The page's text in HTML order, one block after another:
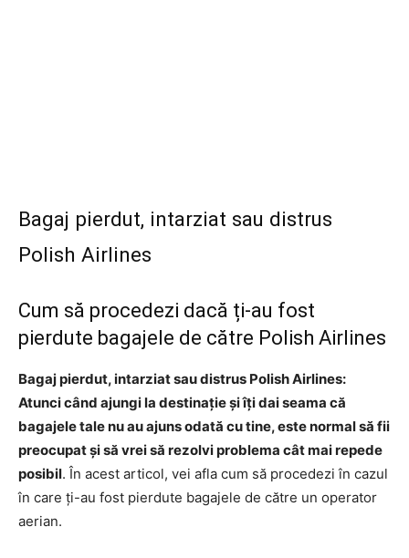
Bagaj pierdut, intarziat sau distrus
Polish Airlines
Cum să procedezi dacă ți-au fost
pierdute bagajele de către Polish Airlines
Bagaj pierdut, intarziat sau distrus Polish Airlines:
Atunci când ajungi la destinație și îți dai seama că
bagajele tale nu au ajuns odată cu tine, este normal să fii
preocupat și să vrei să rezolvi problema cât mai repede
posibil. În acest articol, vei afla cum să procedezi în cazul
în care ți-au fost pierdute bagajele de către un operator
aerian.